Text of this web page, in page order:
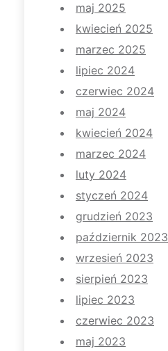
maj 2025
kwiecień 2025
marzec 2025
lipiec 2024
czerwiec 2024
maj 2024
kwiecień 2024
marzec 2024
luty 2024
styczeń 2024
grudzień 2023
październik 2023
wrzesień 2023
sierpień 2023
lipiec 2023
czerwiec 2023
maj 2023